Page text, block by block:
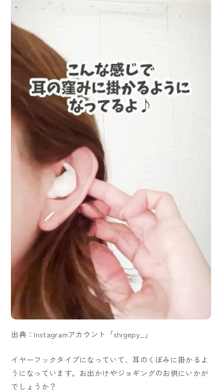
出典：Instagramアカウント「shigepy_」
イヤーフックタイプになっていて、耳のくぼみに掛かるよ
うになっています。お出かけやジョギングのお供にいかが
でしょうか？